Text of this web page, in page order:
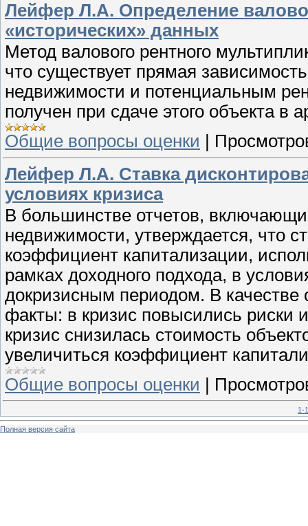
Лейфер Л.А. Определение
«исторических» данных
Метод валового рентного
что существует прямая
недвижимости и потенциальным
получен при сдаче этого объекта в
Общие вопросы оценки
Лейфер Л.А. Ставка
условиях кризиса
В большинстве отчетов,
недвижимости, утверждается, что
коэффициент капитализации,
рамках доходного подхода, в
докризисным периодом. В качестве
факты: в кризис повысились риски
кризис снизилась стоимость
увеличиться коэффициент
Общие вопросы оценки
1-
Полная версия сайта